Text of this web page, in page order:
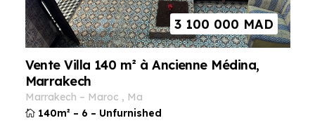
3 100 000 MAD
Vente Villa 140 m² à Ancienne Médina,
Marrakech
marrakech – maroc ,
ma
140m² – 6 – Unfurnished